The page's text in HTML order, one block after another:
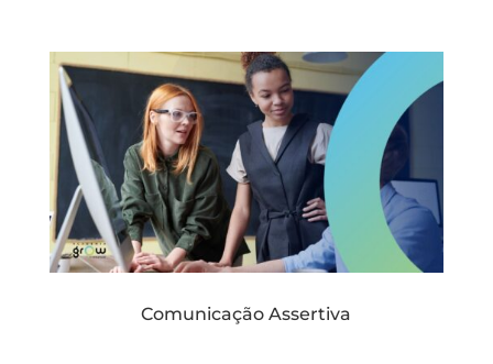
Comunicação Assertiva